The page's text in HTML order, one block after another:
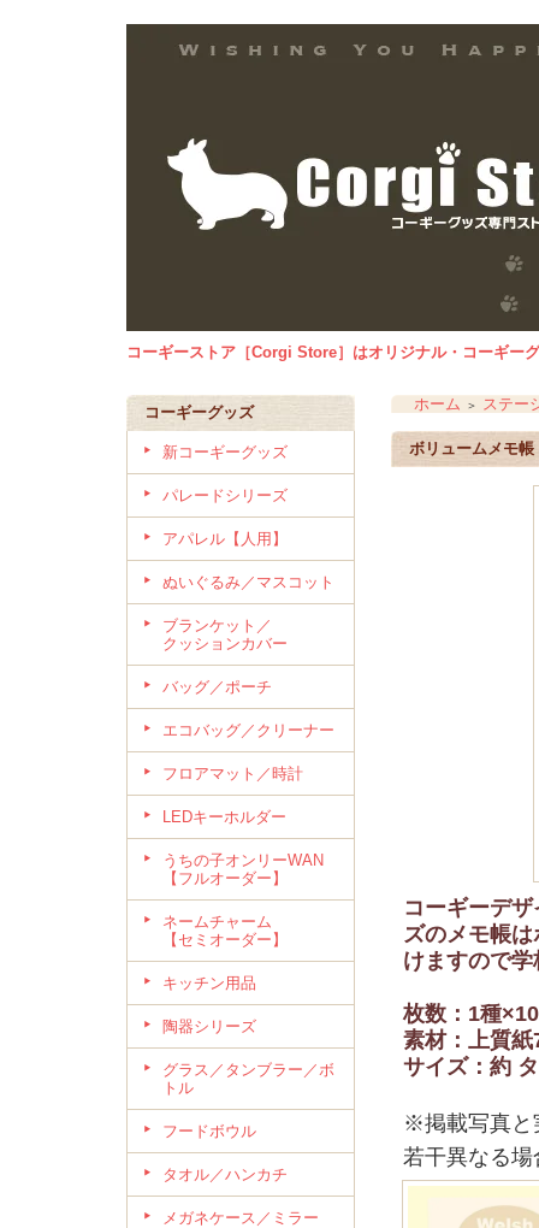
コーギーストア［Corgi Store］はオリジナル・コーギー
コーギーグッズ
新コーギーグッズ
パレードシリーズ
アパレル【人用】
ぬいぐるみ／マスコット
ブランケット／
クッションカバー
バッグ／ポーチ
エコバッグ／クリーナー
フロアマット／時計
LEDキーホルダー
うちの子オンリーWAN
【フルオーダー】
ネームチャーム
【セミオーダー】
キッチン用品
陶器シリーズ
グラス／タンブラー／ボ
トル
フードボウル
タオル／ハンカチ
メガネケース／ミラー
ホーム ＞ ステー
ボリュームメモ帳
コーギーデ
ズのメモ帳
けますので
枚数：1種
素材：上質紙
サイズ：約
※掲載写真と
若干異なる